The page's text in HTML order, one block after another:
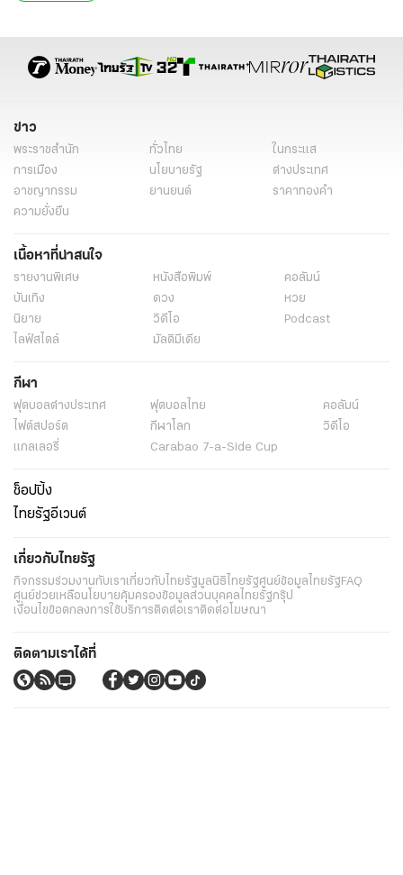
ข่าว
พระราชสำนัก ทั่วไทย
ในกระแส
การเมือง
นโยบายรัฐ
ต่างประเทศ
อาชญากรรม
ยานยนต์
ราคาทองคำ
ความยั่งยืน
เนื้อหาที่น่าสนใจ
รายงานพิเศษ หนังสือพิมพ์
คอลัมน์
บันเทิง
ดวง
หวย
นิยาย
วิดีโอ
Podcast
ไลฟ์สไตล์
มัลติมีเดีย
กีฬา
ฟุตบอลต่่างประเทศ ฟุตบอลไทย
คอลัมน์
ไฟต์สปอร์ต
กีฬาโลก
วิดีโอ
แกลเลอรี่
Carabao 7-a-Side Cup
ช็อปปิ้ง
ไทยรัฐอีเวนต์
เกี่ยวกับไทยรัฐ
กิจกรรมร่วมงานกับเราเกี่ยวกับไทยรัฐมูลนิธิไทยรัฐศูนย์ข้อมูลไทยรัฐFAQ
ศูนย์ช่วยเหลือนโยบายคุ้มครองข้อมูลส่วนบุคคลไทยรัฐกรุ๊ป
เงื่อนไขข้อตกลงการใช้บริการติดต่อเราติดต่อโฆษณา
ติดตามเราได้ที่